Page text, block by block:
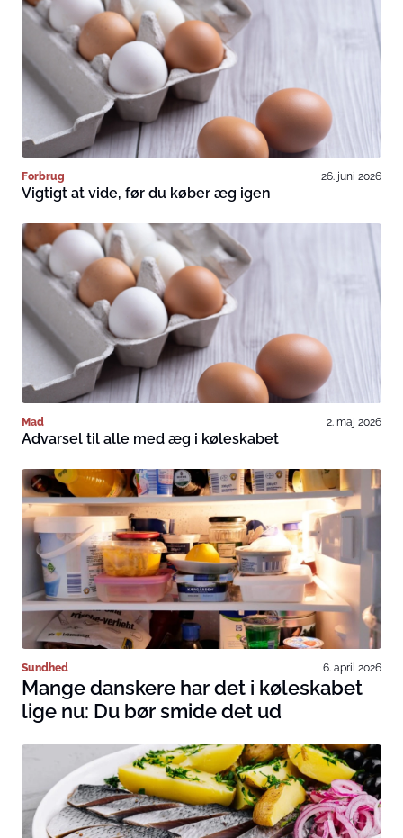
Forbrug 26. juni 2026
Vigtigt at vide, før du køber æg igen
Mad 2. maj 2026
Advarsel til alle med æg i køleskabet
Sundhed 6. april 2026
Mange danskere har det i køleskabet
lige nu: Du bør smide det ud